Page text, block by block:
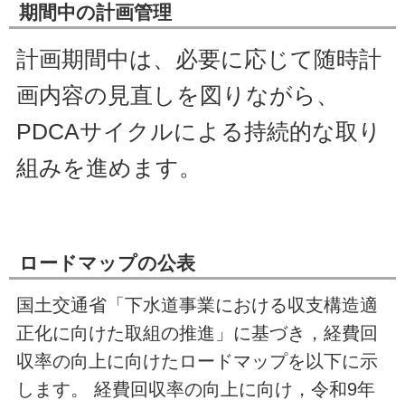
期間中の計画管理
計画期間中は、必要に応じて随時計
画内容の見直しを図りながら、
PDCAサイクルによる持続的な取り
組みを進めます。
ロードマップの公表
国土交通省「下水道事業における収支構造適
正化に向けた取組の推進」に基づき，経費回
収率の向上に向けたロードマップを以下に示
します。 経費回収率の向上に向け，令和9年